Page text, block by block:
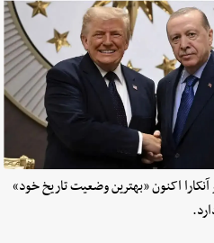
اکنون «بهترین وضعیت تاریخ خود»